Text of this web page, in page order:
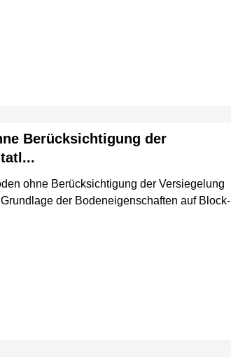
Berücksichtigung der
ohne Berücksichtigung der Versiegelung
der Bodeneigenschaften auf Block-